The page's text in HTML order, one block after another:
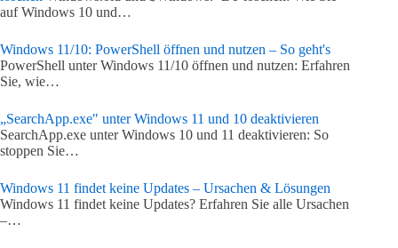
auf Windows 10 und…
Windows 11/10: PowerShell öffnen und nutzen – So geht's
PowerShell unter Windows 11/10 öffnen und nutzen: Erfahren
Sie, wie…
„SearchApp.exe" unter Windows 11 und 10 deaktivieren
SearchApp.exe unter Windows 10 und 11 deaktivieren: So
stoppen Sie…
Windows 11 findet keine Updates – Ursachen & Lösungen
Windows 11 findet keine Updates? Erfahren Sie alle Ursachen
–…